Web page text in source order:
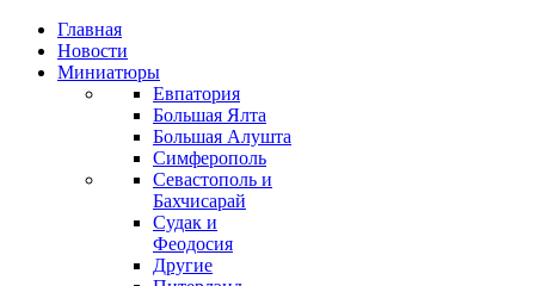
Главная
Новости
Миниатюры
Евпатория
Большая Ялта
Большая Алушта
Симферополь
Севастополь и
Бахчисарай
Судак и
Феодосия
Другие